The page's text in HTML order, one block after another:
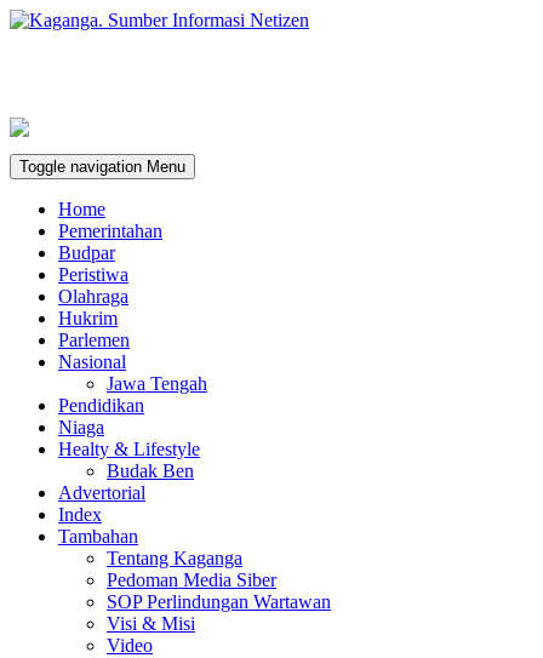
Toggle navigation Menu
Home
Pemerintahan
Budpar
Peristiwa
Olahraga
Hukrim
Parlemen
Nasional
Jawa Tengah
Pendidikan
Niaga
Healty & Lifestyle
Budak Ben
Advertorial
Index
Tambahan
Tentang Kaganga
Pedoman Media Siber
SOP Perlindungan Wartawan
Visi & Misi
Video